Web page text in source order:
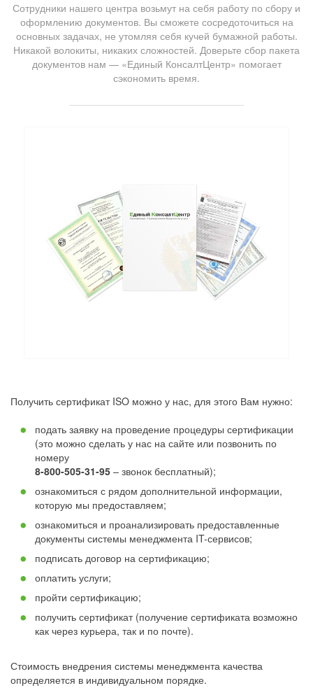
Сотрудники нашего центра возьмут на себя работу по сбору и
оформлению документов. Вы сможете сосредоточиться на
основных задачах, не утомляя себя кучей бумажной работы.
Никакой волокиты, никаких сложностей. Доверьте сбор пакета
документов нам — «Единый КонсалтЦентр» помогает
сэкономить время.
Получить сертификат ISO можно у нас, для этого Вам нужно:
подать заявку на проведение процедуры сертификации
(это можно сделать у нас на сайте или позвонить по
номеру
8-800-505-31-95 – звонок бесплатный);
ознакомиться с рядом дополнительной информации,
которую мы предоставляем;
ознакомиться и проанализировать предоставленные
документы системы менеджмента IT-сервисов;
подписать договор на сертификацию;
оплатить услуги;
пройти сертификацию;
получить сертификат (получение сертификата возможно
как через курьера, так и по почте).
Стоимость внедрения системы менеджмента качества
определяется в индивидуальном порядке.